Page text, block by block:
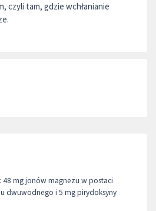
czyli tam, gdzie wchłanianie
48 mg jonów magnezu w postaci
dwuwodnego i 5 mg pirydoksyny